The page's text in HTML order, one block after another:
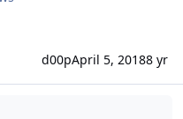
d00pApril 5, 20188 yr